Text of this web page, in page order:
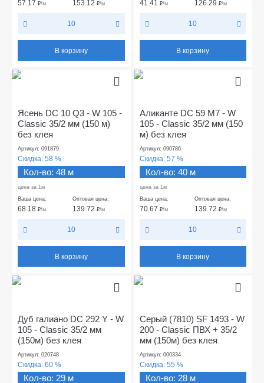
57.17 ₽/м 153.12₽/м
10
В корзину
41.41 ₽/м 126.29 ₽/м
10
В корзину
Ясень DC 10 Q3 - W 105 -
Classic 35/2 мм (150 м)
без клея
Артикул: 091879
Скидка: 58 %
Кол-во: 48 м
цена за 1м
Ваша цена:
68.18 ₽/м
Оптовая цена:
139.72₽/м
10
В корзину
Аликанте DC 59 М7 - W
105 - Classic 35/2 мм (150
м) без клея
Артикул: 090786
Скидка: 57 %
Кол-во: 40 м
цена за 1м
Ваша цена:
70.67 ₽/м
Оптовая цена:
139.72 ₽/м
10
В корзину
Дуб галиано DC 292 Y - W
105 - Classic 35/2 мм
(150м) без клея
Артикул: 020748
Скидка: 60 %
Кол-во: 29 м
Серый (7810) SF 1493 - W
200 - Classic ПВХ + 35/2
мм (150м) без клея
Артикул: 000334
Скидка: 55 %
Кол-во: 28 м